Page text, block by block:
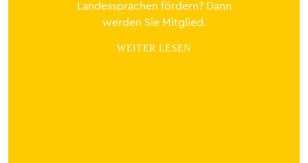
Landessprachen fördern? Dann
werden Sie Mitglied.
WEITER LESEN